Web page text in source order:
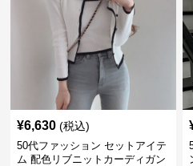
¥6,630 (税込)
50代ファッション セットアイテ
ム 配色リブニットカーディガン